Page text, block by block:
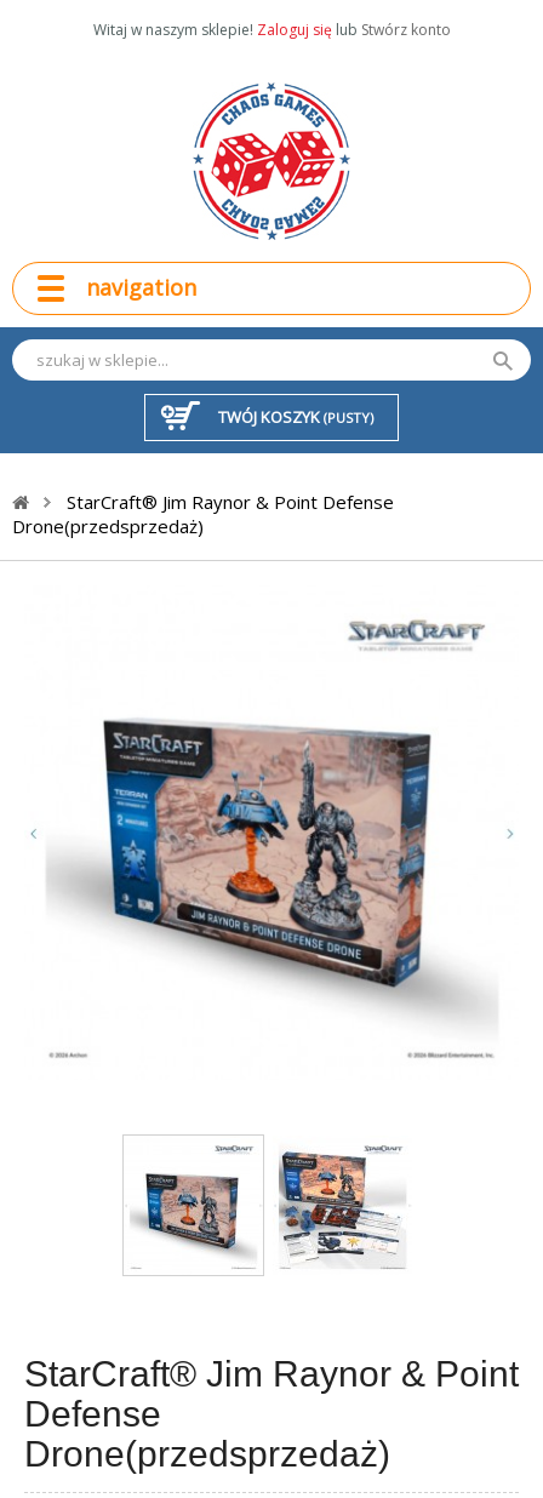
Witaj w naszym sklepie! Zaloguj się lub Stwórz konto
navigation
TWÓJ KOSZYK (PUSTY)
StarCraft® Jim Raynor & Point Defense
Drone(przedsprzedaż)
StarCraft® Jim Raynor & Point
Defense
Drone(przedsprzedaż)